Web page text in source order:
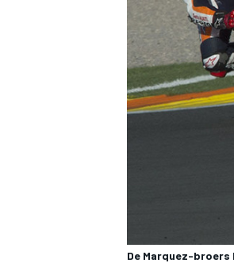
De Marquez-broers